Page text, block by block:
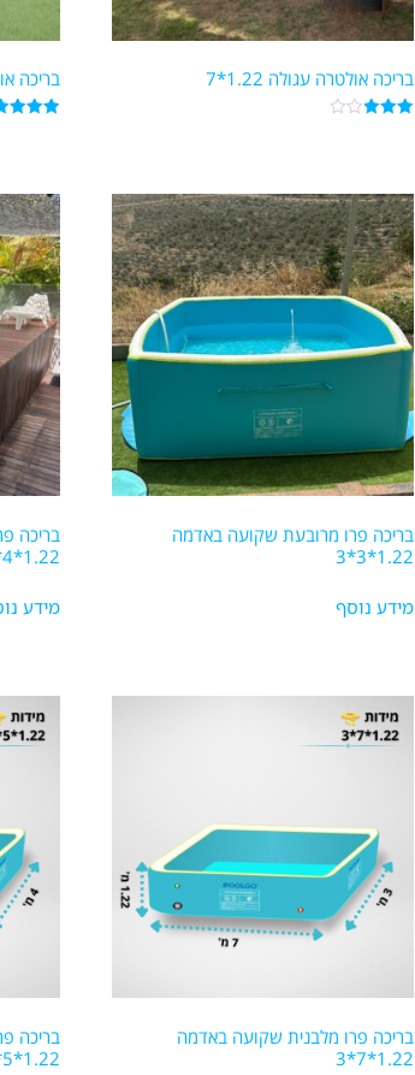
בריכה אולטרה עגולה 1.22*7 בריכה
בריכה פרו מרובעת שקועה באדמה
1.22*3*3
מידע נוסף
בריכה
1.22*4*3
מידע
בריכה פרו מלבנית שקועה באדמה
1.22*7*3
בריכה
1.22*5*4